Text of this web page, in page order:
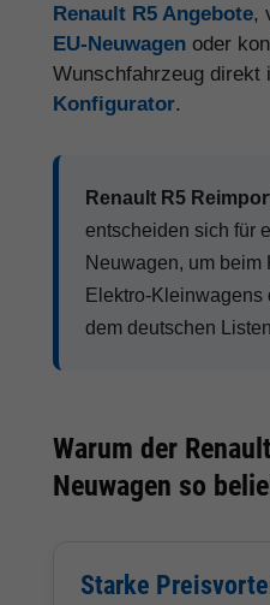
Renault R5 Angebote,
EU-Neuwagen oder
Wunschfahrzeug direkt
Konfigurator.
Renault R5
entscheiden sich für
Neuwagen, um beim
Elektro-
dem deutschen
Warum der
Neuwagen so
Starke